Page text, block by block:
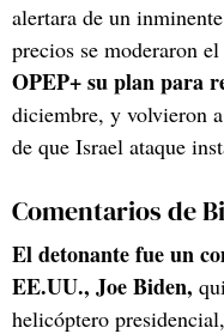
alertara de un
precios se moderaron
OPEP+ su plan para
diciembre, y volvieron
de que Israel ataque
Comentarios de
El detonante fue un
EE.UU., Joe Biden,
helicóptero